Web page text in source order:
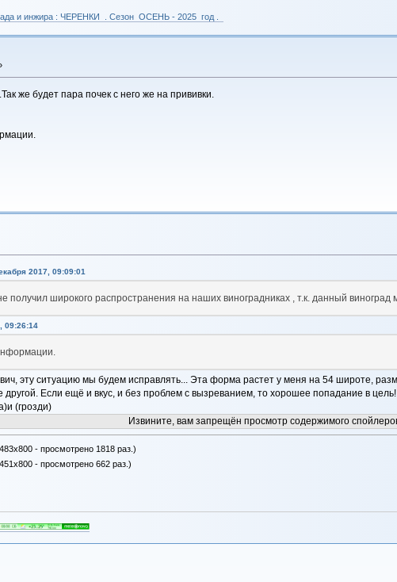
и инжира : ЧЕРЕНКИ . Сезон ОСЕНЬ - 2025 год .
же будет пара почек с него же на прививки.
2017, 09:09:01
получил широкого распространения на наших виноградниках , т.к. данный
09:26:14
эту ситуацию мы будем исправлять... Эта форма растет у меня на 54 широте,
другой. Если ещё и вкус, и без проблем с вызреванием, то хорошее попадание в цель!
(грозди)
Извините, вам запрещён просмотр содержимого
- просмотрено 1818 раз.)
- просмотрено 662 раз.)